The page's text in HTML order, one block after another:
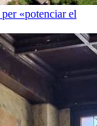
«potenciar el